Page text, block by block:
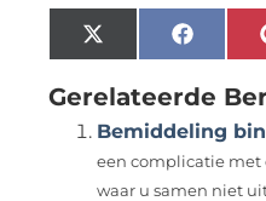
X
(Twitter)
Gerelateerde
Bemiddeling
een complicatie met
waar u samen niet